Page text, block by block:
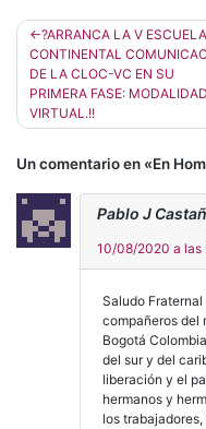
Navegación
de
entradas
?ARRANCA LA V ESCUELA
CONTINENTAL
DE LA CLOC-VC EN SU
PRIMERA FASE: MODALIDAD
VIRTUAL.!!
Un comentario en «En
Pablo J
10/08/2020 a las
Saludo
compañeros del
Bogotá
del sur y del
liberación y el
hermanos y
los